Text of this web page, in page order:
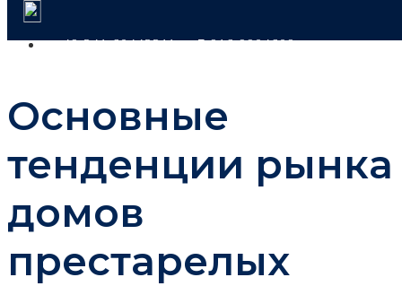
+49 341 60443311 +7 916 9904609
Основные
тенденции рынка
домов
престарелых